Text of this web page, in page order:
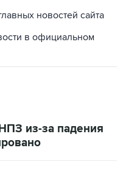
новостей сайта
в официальном
из-за падения